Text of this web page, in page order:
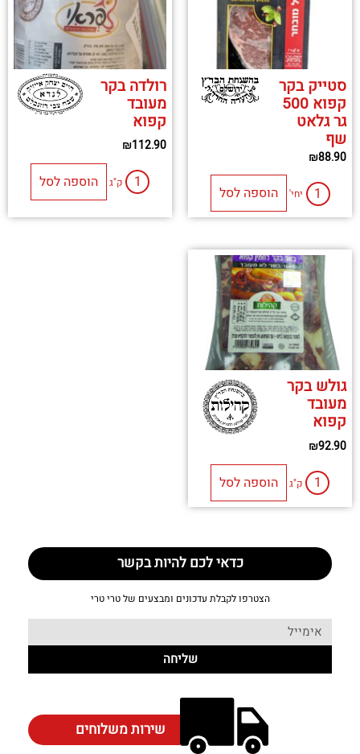
סטייק בקר
קפוא 500
גר גלאט
שף
₪88.90
יחי' הוספה לסל
רולדה בקר
מעובד
קפוא
₪112.90
ק"ג הוספה לסל
גולש בקר
מעובד
קפוא
₪92.90
ק"ג הוספה לסל
כדאי לכם להיות בקשר
הצטרפו לקבלת עדכונים ומבצעים של טרי טרי
שליחה
שירות משלוחים